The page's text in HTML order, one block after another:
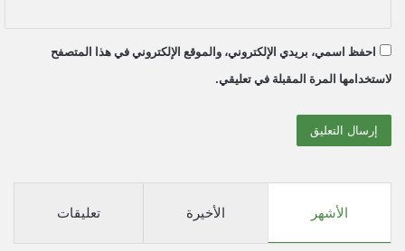
احفظ اسمي، بريدي الإلكتروني، والموقع الإلكتروني في هذا المتصفح
لاستخدامها المرة المقبلة في تعليقي.
الأشهر الأخيرة تعليقات